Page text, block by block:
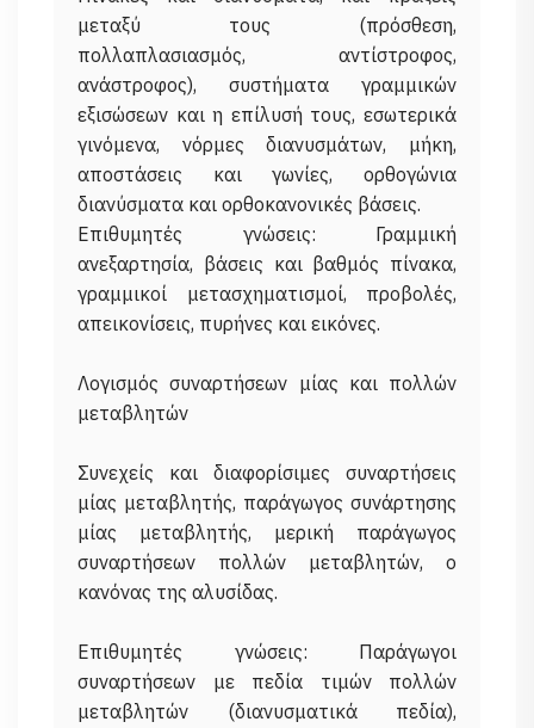
μεταξύ τους (πρόσθεση,
πολλαπλασιασμός, αντίστροφος,
ανάστροφος), συστήματα γραμμικών
εξισώσεων και η επίλυσή τους, εσωτερικά
γινόμενα, νόρμες διανυσμάτων, μήκη,
αποστάσεις και γωνίες, ορθογώνια
διανύσματα και ορθοκανονικές βάσεις.
Επιθυμητές γνώσεις: Γραμμική
ανεξαρτησία, βάσεις και βαθμός πίνακα,
γραμμικοί μετασχηματισμοί, προβολές,
απεικονίσεις, πυρήνες και εικόνες.
Λογισμός συναρτήσεων μίας και πολλών
μεταβλητών
Συνεχείς και διαφορίσιμες συναρτήσεις
μίας μεταβλητής, παράγωγος συνάρτησης
μίας μεταβλητής, μερική παράγωγος
συναρτήσεων πολλών μεταβλητών, ο
κανόνας της αλυσίδας.
Επιθυμητές γνώσεις: Παράγωγοι
συναρτήσεων με πεδία τιμών πολλών
μεταβλητών (διανυσματικά πεδία),